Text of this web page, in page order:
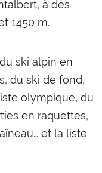
à des
1450 m.
ski alpin en
du ski de fond,
olympique, du
en raquettes,
et la liste